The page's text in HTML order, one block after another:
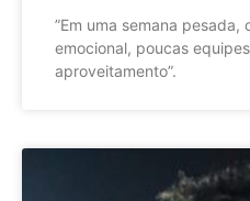
”Em uma semana
emocional, poucas
aproveitamento”.